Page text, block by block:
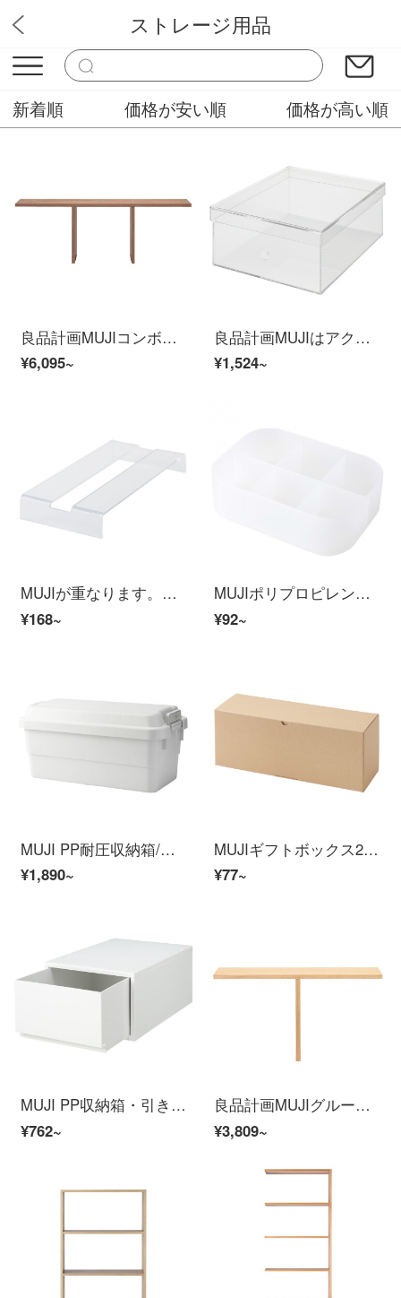
スバル壁紙
ストレージ用品
新着順 価格が安い順 価格が高い順
良品計画MUJIコンボ式木製ラック/5階3列開放形追加棚/WN原色長118×幅28.5×高さ40 cm
¥6,095~
良品計画MUJIはアクリル収納ケースの幅が約25*長さ32*高さ12.5 cmになります。
¥1,524~
MUJIが重なります。アクリルボックス/キッチンティッシュボックス用カバーは、長さ24.8×幅12×高さ3 cmです。
¥168~
MUJIポリプロピレン化粧箱に仕切り板_u1/4横型半透明約150 x 110 x 45 mm
¥92~
MUJI PP耐圧収納箱/特大半透明約78×幅39×高さ37 cm
¥1,890~
MUJIギフトボックス2 360*105*125 mm
¥77~
MUJI PP収納箱・引き出しタイプ・深型整理箱白灰色約37×幅26×高さ17.5 cm
¥762~
良品計画MUJIグループ木製ラック/5階2列開放形追加棚/OA原色長78×幅28.5×高さ40 cm
¥3,809~